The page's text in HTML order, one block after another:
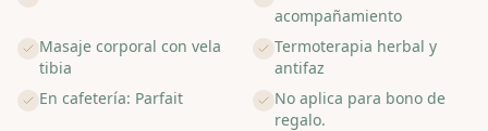
acompañamiento
Masaje corporal con vela
tibia
Termoterapia herbal y
antifaz
En cafetería: Parfait
No aplica para bono de
regalo.